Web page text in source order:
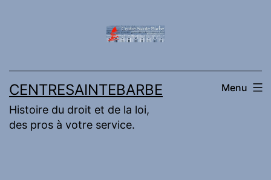
CENTRESAINTEBARBE
Histoire du droit et de la loi,
des pros à votre service.
Menu